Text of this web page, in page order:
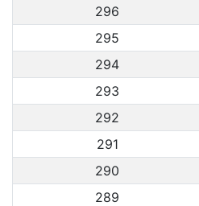
296
295
294
293
292
291
290
289